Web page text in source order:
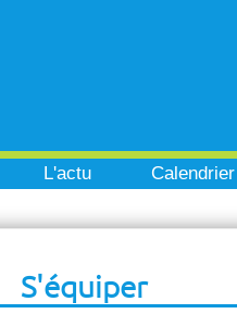
L'actu Calendrier
S'équiper